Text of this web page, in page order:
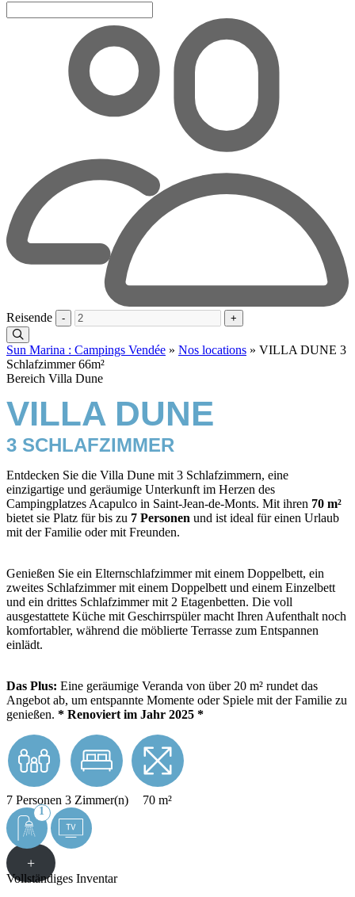
Reisende - +
Sun Marina : Campings Vendée » Nos locations » VILLA DUNE 3
Schlafzimmer 66m²
Bereich Villa Dune
VILLA DUNE
3 SCHLAFZIMMER
Entdecken Sie die Villa Dune mit 3 Schlafzimmern, eine
einzigartige und geräumige Unterkunft im Herzen des
Campingplatzes Acapulco in Saint-Jean-de-Monts. Mit ihren 70 m²
bietet sie Platz für bis zu 7 Personen und ist ideal für einen Urlaub
mit der Familie oder mit Freunden.
Genießen Sie ein Elternschlafzimmer mit einem Doppelbett, ein
zweites Schlafzimmer mit einem Doppelbett und einem Einzelbett
und ein drittes Schlafzimmer mit 2 Etagenbetten. Die voll
ausgestattete Küche mit Geschirrspüler macht Ihren Aufenthalt noch
komfortabler, während die möblierte Terrasse zum Entspannen
einlädt.
Das Plus: Eine geräumige Veranda von über 20 m² rundet das
Angebot ab, um entspannte Momente oder Spiele mit der Familie zu
genießen. * Renoviert im Jahr 2025 *
7 Personen 3 Zimmer(n) 70 m²
1
+
Vollständiges Inventar